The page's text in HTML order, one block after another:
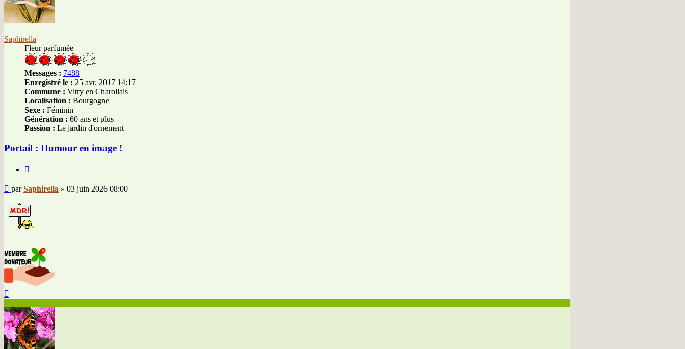
Saphirella
Fleur parfumée
Messages : 7488
Enregistré le : 25 avr. 2017 14:17
Commune : Vitry en Charollais
Localisation : Bourgogne
Sexe : Féminin
Génération : 60 ans et plus
Passion : Le jardin d'ornement
Portail : Humour en image !
Message
parSaphirella » 03 juin 2026 08:00